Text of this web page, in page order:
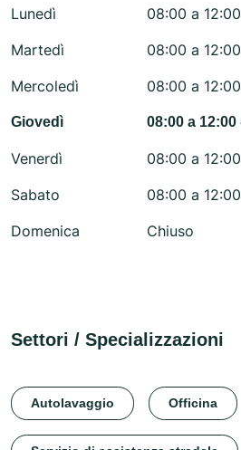
Lunedì
08:00 a
Martedì
08:00 a
Mercoledì
08:00 a
Giovedì 08:00 a 12:00
Venerdì
08:00 a
Sabato
08:00 a 12:00
Domenica
Chiuso
Settori / Specializzazioni
Autolavaggio Officina